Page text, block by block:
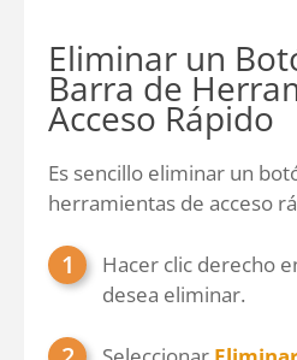
Eliminar un
Barra de
Acceso Rápido
Es sencillo eliminar un
herramientas de acceso
Hacer clic derecho
desea eliminar.